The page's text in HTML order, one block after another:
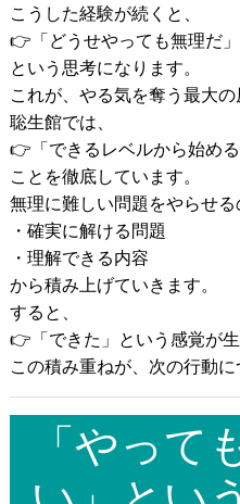
こうした経験が続くと、
👉「どうせやっても無理だ」
という思考になります。
これが、やる気を奪う最大の
聡生館では、
👉「できるレベルから始める
ことを徹底しています。
無理に難しい問題をやらせる
・確実に解ける問題
・理解できる内容
から積み上げていきます。
すると、
👉「できた」という感覚が生
この積み重ねが、次の行動に
「やって